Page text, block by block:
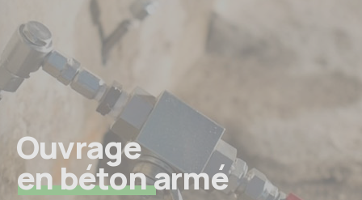
Ouvrage
en béton armé